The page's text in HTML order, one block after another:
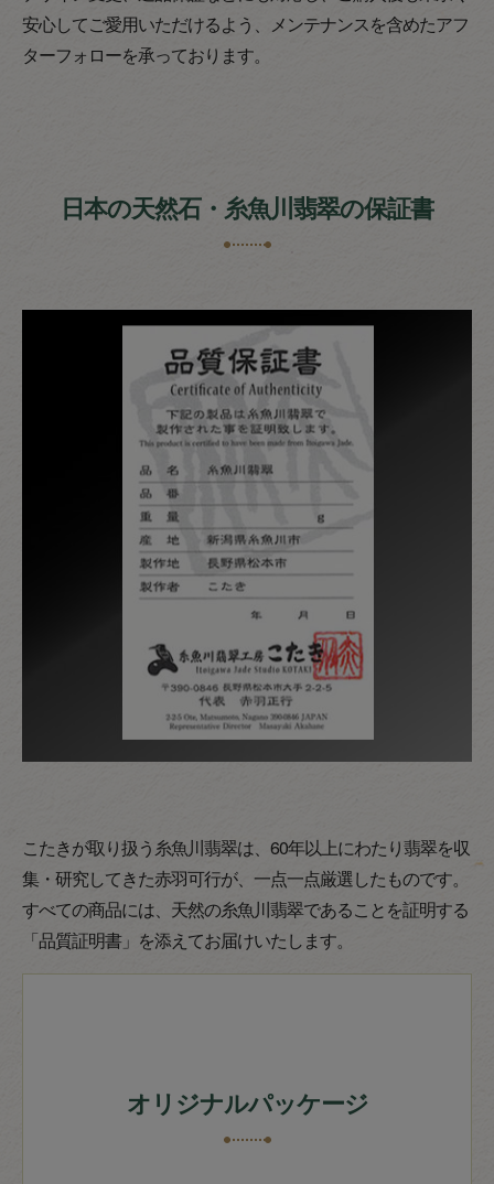
安心してご愛用いただけるよう、メンテナンスを含めたアフ
ターフォローを承っております。
日本の天然石・糸魚川翡翠の保証書
こたきが取り扱う糸魚川翡翠は、60年以上にわたり翡翠を収
集・研究してきた赤羽可行が、一点一点厳選したものです。
すべての商品には、天然の糸魚川翡翠であることを証明する
「品質証明書」を添えてお届けいたします。
オリジナルパッケージ